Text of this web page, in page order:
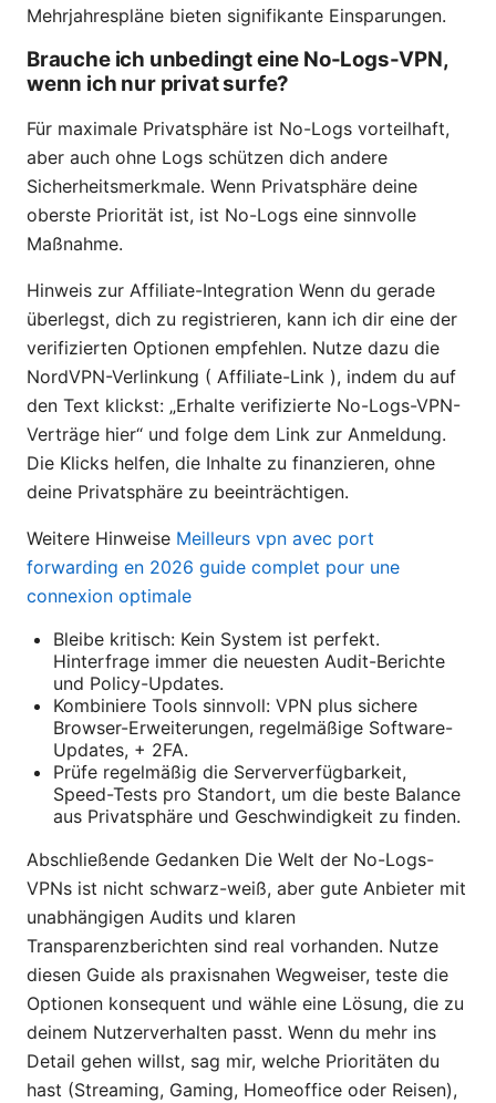
Mehrjahrespläne bieten signifikante Einsparungen.
Brauche ich unbedingt eine No-Logs-VPN,
wenn ich nur privat surfe?
Für maximale Privatsphäre ist No-Logs vorteilhaft,
aber auch ohne Logs schützen dich andere
Sicherheitsmerkmale. Wenn Privatsphäre deine
oberste Priorität ist, ist No-Logs eine sinnvolle
Maßnahme.
Hinweis zur Affiliate-Integration Wenn du gerade
überlegst, dich zu registrieren, kann ich dir eine der
verifizierten Optionen empfehlen. Nutze dazu die
NordVPN-Verlinkung ( Affiliate-Link ), indem du auf
den Text klickst: „Erhalte verifizierte No-Logs-VPN-
Verträge hier“ und folge dem Link zur Anmeldung.
Die Klicks helfen, die Inhalte zu finanzieren, ohne
deine Privatsphäre zu beeinträchtigen.
Weitere Hinweise Meilleurs vpn avec port
forwarding en 2026 guide complet pour une
connexion optimale
Bleibe kritisch: Kein System ist perfekt.
Hinterfrage immer die neuesten Audit-Berichte
und Policy-Updates.
Kombiniere Tools sinnvoll: VPN plus sichere
Browser-Erweiterungen, regelmäßige Software-
Updates, + 2FA.
Prüfe regelmäßig die Serververfügbarkeit,
Speed-Tests pro Standort, um die beste Balance
aus Privatsphäre und Geschwindigkeit zu finden.
Abschließende Gedanken Die Welt der No-Logs-
VPNs ist nicht schwarz-weiß, aber gute Anbieter mit
unabhängigen Audits und klaren
Transparenzberichten sind real vorhanden. Nutze
diesen Guide als praxisnahen Wegweiser, teste die
Optionen konsequent und wähle eine Lösung, die zu
deinem Nutzerverhalten passt. Wenn du mehr ins
Detail gehen willst, sag mir, welche Prioritäten du
hast (Streaming, Gaming, Homeoffice oder Reisen),